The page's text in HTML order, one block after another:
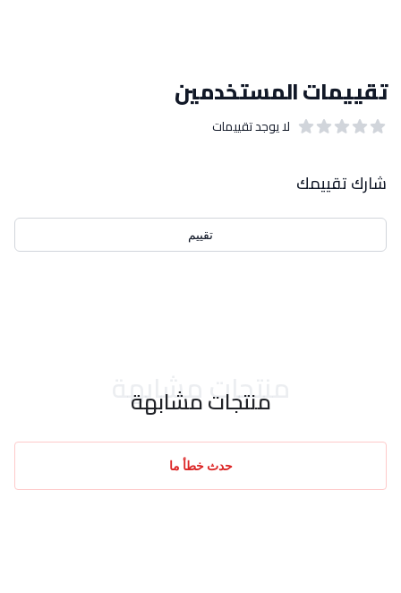
تقييمات المستخدمين
لا يوجد تقييمات
شارك تقييمك
تقييم
منتجات مشابهة
منتجات مشابهة
حدث خطأ ما